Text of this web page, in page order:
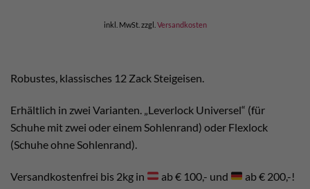
inkl. MwSt. zzgl. Versandkosten
Robustes, klassisches 12 Zack Steigeisen.
Erhältlich in zwei Varianten. „Leverlock Universel“ (für
Schuhe mit zwei oder einem Sohlenrand) oder Flexlock
(Schuhe ohne Sohlenrand).
Versandkostenfrei bis 2kg in ab € 100,- und ab € 200,-!